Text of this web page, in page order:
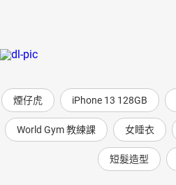
煙仔虎 iPhone 13 128GB
World Gym 教練課 女睡衣
短髮造型